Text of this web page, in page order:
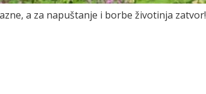
a za napuštanje i borbe životinja zatvor!